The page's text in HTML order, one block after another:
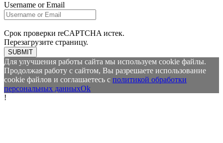
Username or Email
Срок проверки reCAPTCHA истек.
Перезагрузите страницу.
SUBMIT
Для улучшения работы сайта мы используем cookie файлы.
Продолжая работу с сайтом, Вы разрешаете использование
cookie файлов и соглашаетесь с политикой обработки
персональных данныхOk
!